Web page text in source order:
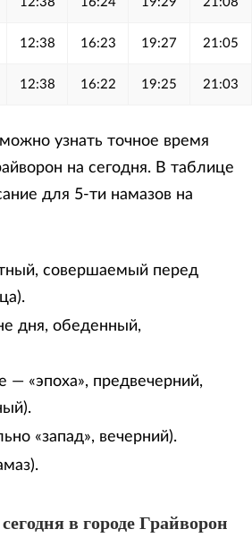
12:38 16:23 19:27 21:05
12:38 16:22 19:25 21:03
узнать точное время
на сегодня. В таблице
для 5-ти намазов на
совершаемый перед
дня, обеденный,
— «эпоха», предвечерний,
«запад», вечерний).
в городе Грайворон